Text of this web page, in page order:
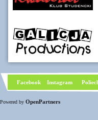
Facebook Instagram
Powered by OpenPartners